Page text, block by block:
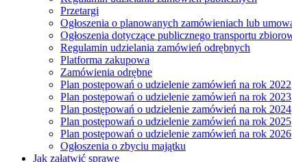
Przetargi
Ogłoszenia o planowanych zamówieniach lub
Ogłoszenia dotyczące publicznego transportu
Regulamin udzielania zamówień odrębnych
Platforma zakupowa
Zamówienia odrębne
Plan postępowań o udzielenie zamówień na rok 2022
Plan postępowań o udzielenie zamówień na rok 2023
Plan postępowań o udzielenie zamówień na rok 2024
Plan postępowań o udzielenie zamówień na rok 2025
Plan postępowań o udzielenie zamówień na rok 2026
Ogłoszenia o zbyciu majątku
Jak załatwić sprawę